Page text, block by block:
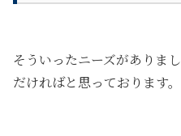
そういったニーズがありま
だければと思っております。